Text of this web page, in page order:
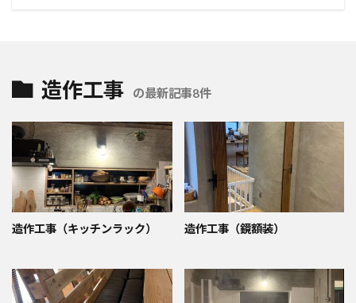
造作工事 の最新記事8件
造作工事（キッチンラック） 造作工事（鏡額装）